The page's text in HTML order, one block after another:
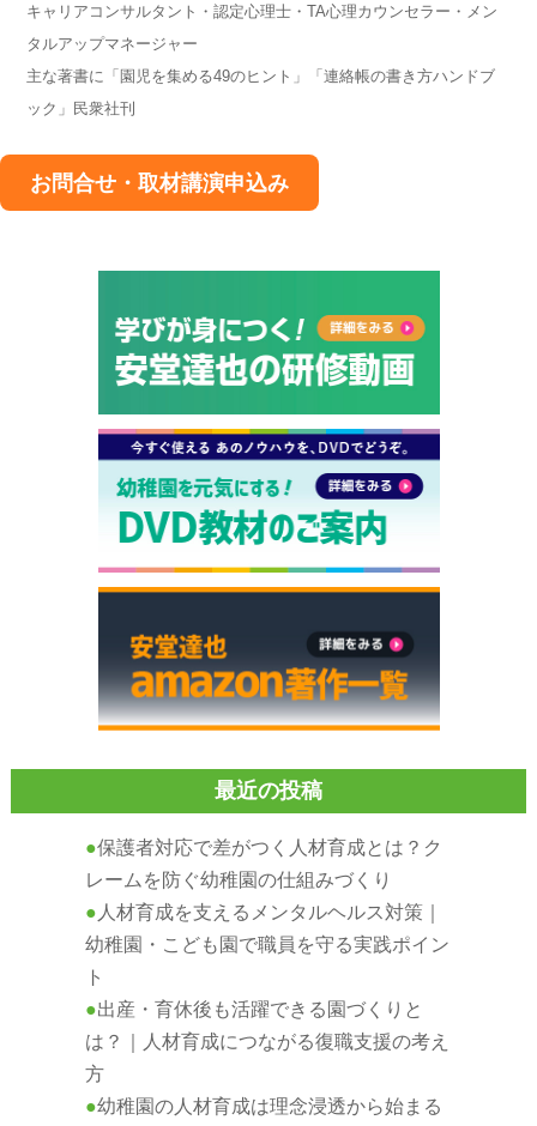
キャリアコンサルタント・認定心理士・TA心理カウンセラー・メン
タルアップマネージャー
主な著書に「園児を集める49のヒント」「連絡帳の書き方ハンドブ
ック」民衆社刊
お問合せ・取材講演申込み
最近の投稿
保護者対応で差がつく人材育成とは？ク
レームを防ぐ幼稚園の仕組みづくり
人材育成を支えるメンタルヘルス対策｜
幼稚園・こども園で職員を守る実践ポイン
ト
出産・育休後も活躍できる園づくりと
は？｜人材育成につながる復職支援の考え
方
幼稚園の人材育成は理念浸透から始まる